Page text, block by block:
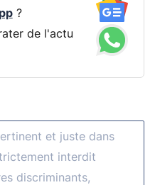
?
de l'actu